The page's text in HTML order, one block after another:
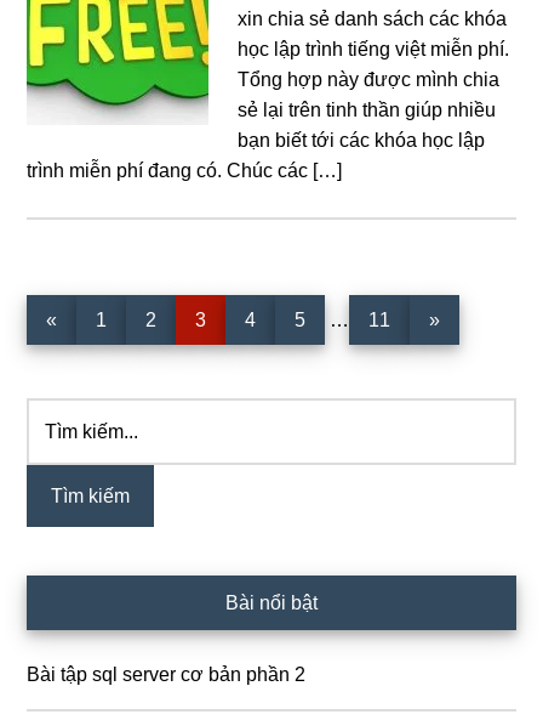
xin chia sẻ danh sách các khóa
học lập trình tiếng việt miễn phí.
Tổng hợp này được mình chia
sẻ lại trên tinh thần giúp nhiều
bạn biết tới các khóa học lập
trình miễn phí đang có. Chúc các […]
« Trang
1 Trang
2 Trang
3 Trang
4 Trang
5
Interim
… Trang
11 »
Sidebar
chính
kiếm...
Bài nổi bật
Bài tập sql server cơ bản phần 2